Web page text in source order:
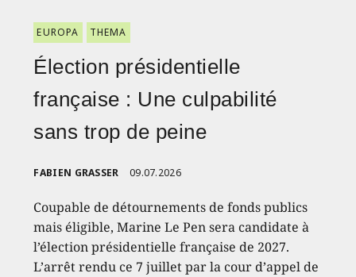
EUROPA THEMA
Élection présidentielle
française : Une culpabilité
sans trop de peine
FABIEN GRASSER 09.07.2026
Coupable de détournements de fonds publics
mais éligible, Marine Le Pen sera candidate à
l’élection présidentielle française de 2027.
L’arrêt rendu ce 7 juillet par la cour d’appel de